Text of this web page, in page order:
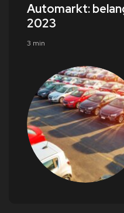
Automarkt:
2023
3 min